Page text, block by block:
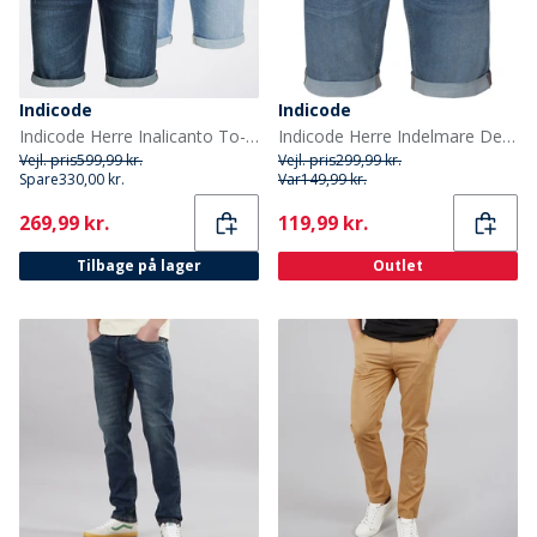
Indicode
Indicode Herre Inalicanto To-pak Shorts Denim
Vejl. pris599,99 kr.
Spare330,00 kr.
Current
269,99 kr.
Tilbage på lager
Indicode
Indicode Herre Indelmare Denimshorts Blå
Vejl. pris299,99 kr.
Var149,99 kr.
Current
119,99 kr.
Outlet